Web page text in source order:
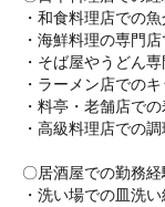
・和食料理店での
・海鮮料理の専門
・そば屋やうどん
・ラーメン店での
・料亭・老舗店で
・高級料理店での
〇居酒屋での勤務経
・洗い場での皿洗